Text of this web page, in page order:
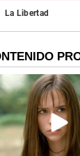
La Libertad